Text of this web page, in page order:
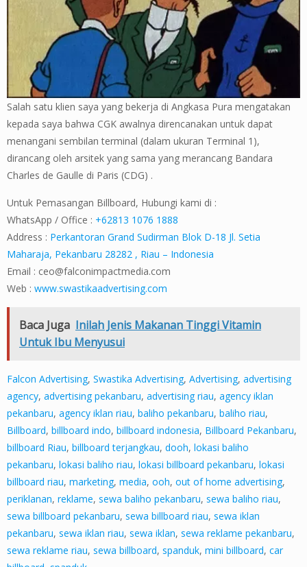
Salah satu klien saya yang bekerja di Angkasa Pura mengatakan
kepada saya bahwa CGK awalnya direncanakan untuk dapat
menangani sembilan terminal (dalam ukuran Terminal 1),
dirancang oleh arsitek yang sama yang merancang Bandara
Charles de Gaulle di Paris (CDG) .
Untuk Pemasangan Billboard, Hubungi kami di :
WhatsApp / Office : +62813 1076 1888
Address : Perkantoran Grand Sudirman Blok D-18 Jl. Setia
Maharaja, Pekanbaru 28282 , Riau – Indonesia
Email : ceo@falconimpactmedia.com
Web : www.swastikaadvertising.com
Baca Juga Inilah Jenis Makanan Tinggi Vitamin
Untuk Ibu Menyusui
Falcon Advertising, Swastika Advertising, Advertising, advertising
agency, advertising pekanbaru, advertising riau, agency iklan
pekanbaru, agency iklan riau, baliho pekanbaru, baliho riau,
Billboard, billboard indo, billboard indonesia, Billboard Pekanbaru,
billboard Riau, billboard terjangkau, dooh, lokasi baliho
pekanbaru, lokasi baliho riau, lokasi billboard pekanbaru, lokasi
billboard riau, marketing, media, ooh, out of home advertising,
periklanan, reklame, sewa baliho pekanbaru, sewa baliho riau,
sewa billboard pekanbaru, sewa billboard riau, sewa iklan
pekanbaru, sewa iklan riau, sewa iklan, sewa reklame pekanbaru,
sewa reklame riau, sewa billboard, spanduk, mini billboard, car